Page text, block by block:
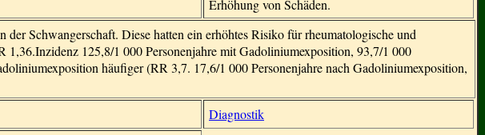
Erhöhung von Schäden.
Schwangerschaft. Diese hatten ein erhöhtes Risiko für rheumatologische und
125,8/1 000 Personenjahre mit Gadoliniumexposition, 93,7/1 000
häufiger (RR 3,7. 17,6/1 000 Personenjahre nach Gadoliniumexposition,
Diagnostik